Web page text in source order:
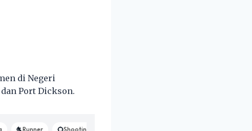
di Negeri
Port Dickson.